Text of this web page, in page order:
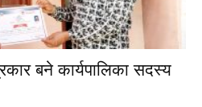
बने कार्यपालिका सदस्य